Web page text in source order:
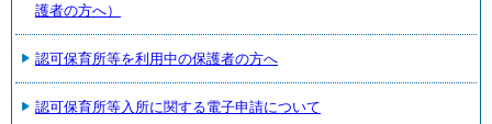
護者の方へ）
認可保育所等を利用中の保護者の方へ
認可保育所等入所に関する電子申請について